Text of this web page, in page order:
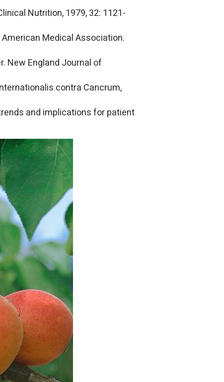
Nutrition, 1979, 32: 1121-
Medical Association.
New England Journal of
contra Cancrum,
and implications for patient